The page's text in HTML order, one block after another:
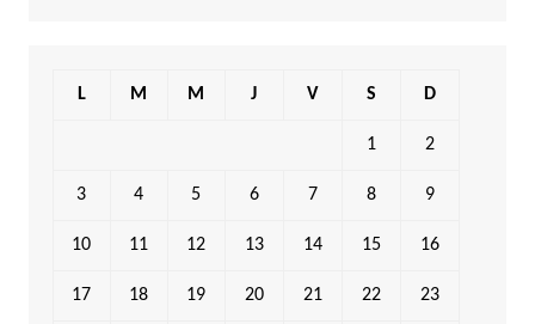
L M M J V S D
1 2
3 4 5 6 7 8 9
10 11 12 13 14 15 16
17 18 19 20 21 22 23